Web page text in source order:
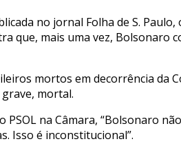
no jornal Folha de S.
que, mais uma vez, Bolsonaro
mortos em decorrência da
mortal.
PSOL na Câmara, “Bolsonaro
Isso é inconstitucional”.